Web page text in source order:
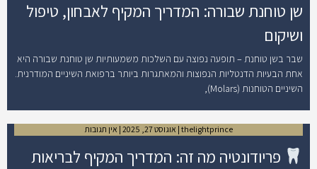
שן טוחנת שבורה: המדריך המקיף לאבחון, טיפול
ושיקום
שבר בשן טוחנת – תופעה נפוצה עם השלכות משמעותיות שן טוחנת שבורה היא
אחת הבעיות הדנטליות הנפוצות והמאתגרות ביותר ברפואת השיניים המודרנית.
השיניים הטוחנות (Molars),
פריודונטיה מה זה: המדריך המקיף לבריאות
thelightprince אוגוסט 27, 2025 אין תגובות